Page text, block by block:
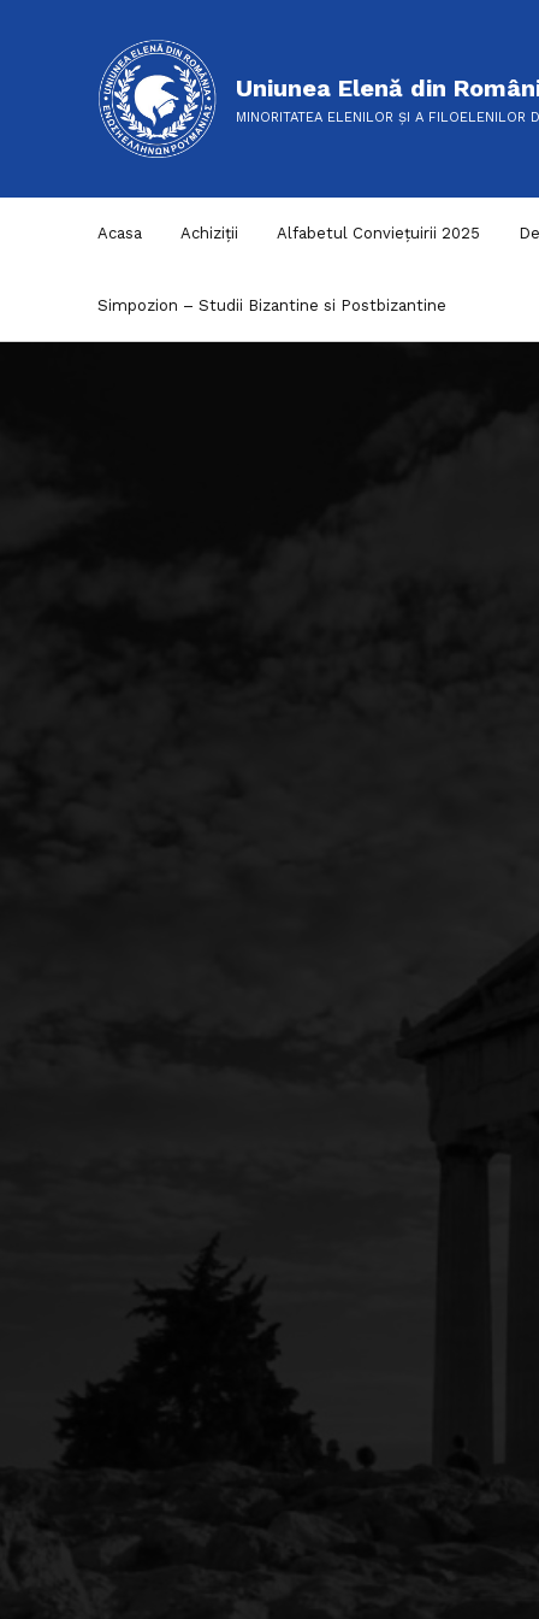
Uniunea Elenă din
MINORITATEA ELENILOR ȘI A FILOELENILOR
Acasa Achiziții Alfabetul Conviețuirii 2025
Simpozion – Studii Bizantine si Postbizantine